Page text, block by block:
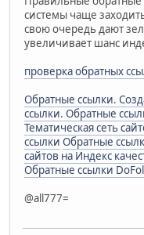
системы чаще
свою очередь дают
увеличивает шанс
проверка обратных
Обратные ссылки.
ссылки. Обратные
Тематическая сеть
ссылки Обратные
сайтов на Индекс
Обратные ссылки
@all777=